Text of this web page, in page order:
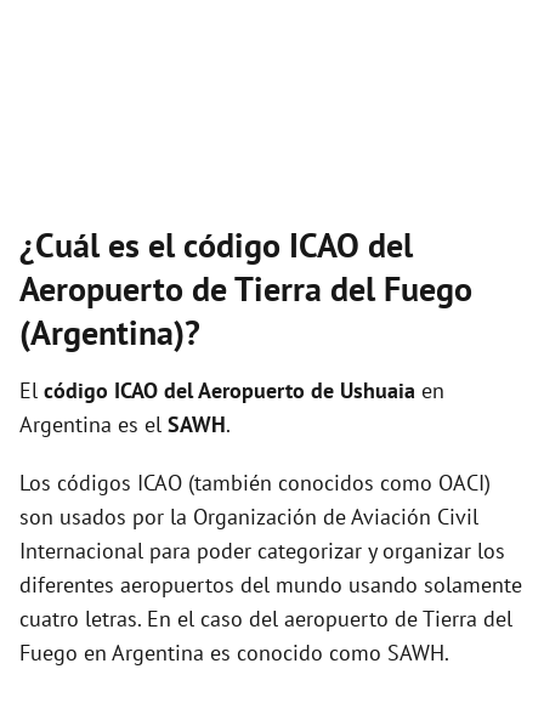
¿Cuál es el código ICAO del
Aeropuerto de Tierra del Fuego
(Argentina)?
El código ICAO delAeropuerto de Ushuaia en
Argentina es el SAWH.
Los códigos ICAO (también conocidos como OACI)
son usados por la Organización de Aviación Civil
Internacional para poder categorizar y organizar los
diferentes aeropuertos del mundo usando solamente
cuatro letras. En el caso del aeropuerto de Tierra del
Fuego en Argentina es conocido como SAWH.